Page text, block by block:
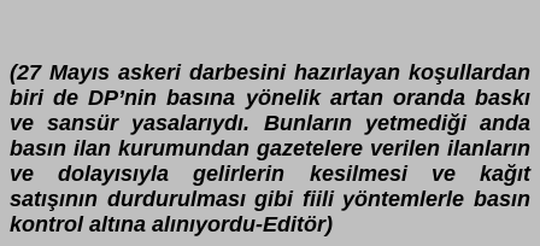
(27 Mayıs askeri darbesini hazırlayan koşullardan
biri de DP’nin basına yönelik artan oranda baskı
ve sansür yasalarıydı. Bunların yetmediği anda
basın ilan kurumundan gazetelere verilen ilanların
ve dolayısıyla gelirlerin kesilmesi ve kağıt
satışının durdurulması gibi fiili yöntemlerle basın
kontrol altına alınıyordu-Editör)